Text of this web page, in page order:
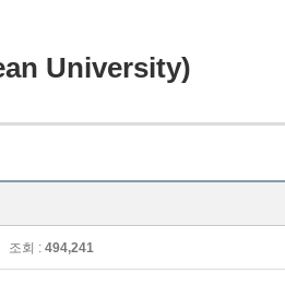
University)
조회 : 494,241